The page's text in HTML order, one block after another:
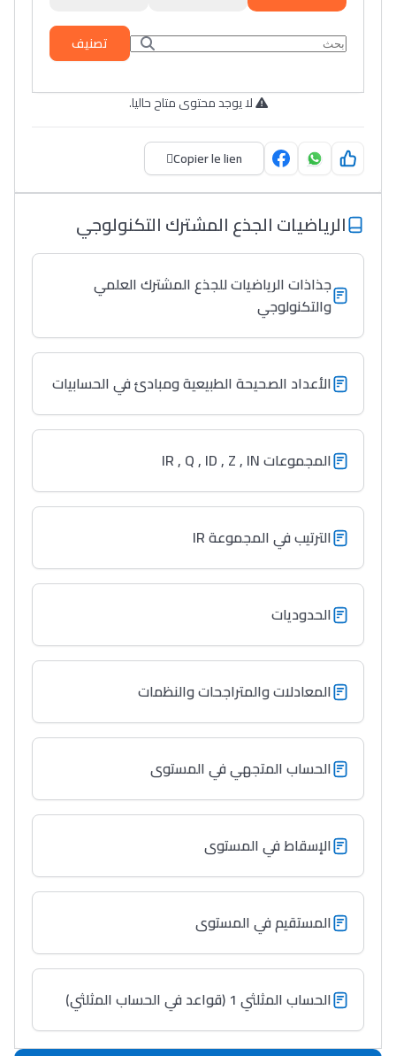
Collège au Maroc
Post-Bac
Interviews/Vidéos
تصنيف
لا يوجد محتوى متاح حاليا.
Copier le lien
الرياضيات الجذع المشترك التكنولوجي
جذاذات الرياضيات للجذع المشترك العلمي
والتكنولوجي
الأعداد الصحيحة الطبيعية ومبادئ في الحسابيات
المجموعات IR , Q , ID , Z , IN
الترتيب في المجموعة IR
الحدوديات
المعادلات والمتراجحات والنظمات
الحساب المتجهي في المستوى
الإسقاط في المستوى
المستقيم في المستوى
الحساب المثلثي 1 (قواعد في الحساب المثلثي)